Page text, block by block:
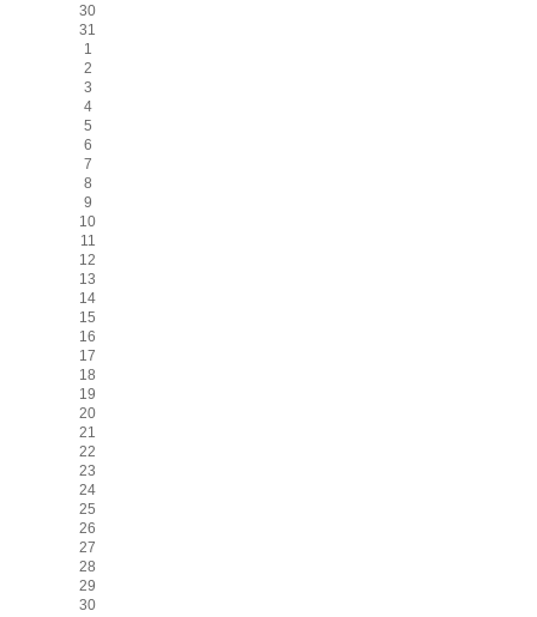
30
31
1
2
3
4
5
6
7
8
9
10
11
12
13
14
15
16
17
18
19
20
21
22
23
24
25
26
27
28
29
30